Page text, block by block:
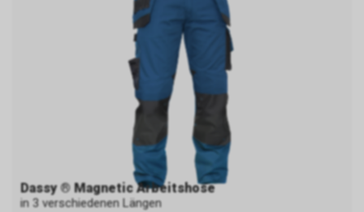
Dassy ® Magnetic Arbeitshose
in 3 verschiedenen Längen